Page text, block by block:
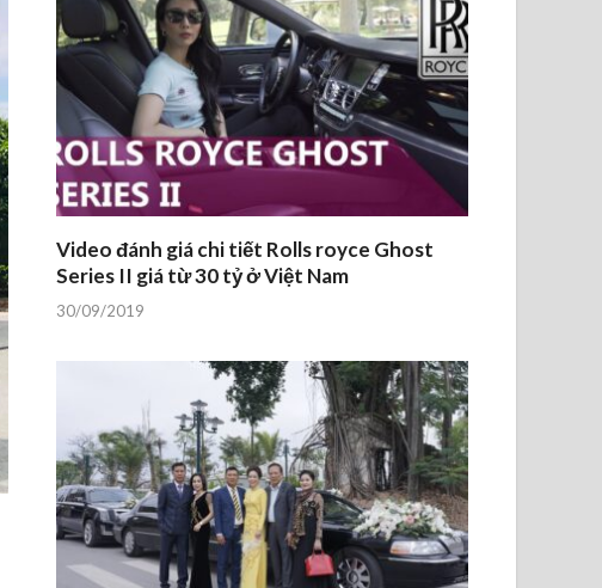
Video đánh giá chi tiết Rolls royce Ghost
Series II giá từ 30 tỷ ở Việt Nam
30/09/2019